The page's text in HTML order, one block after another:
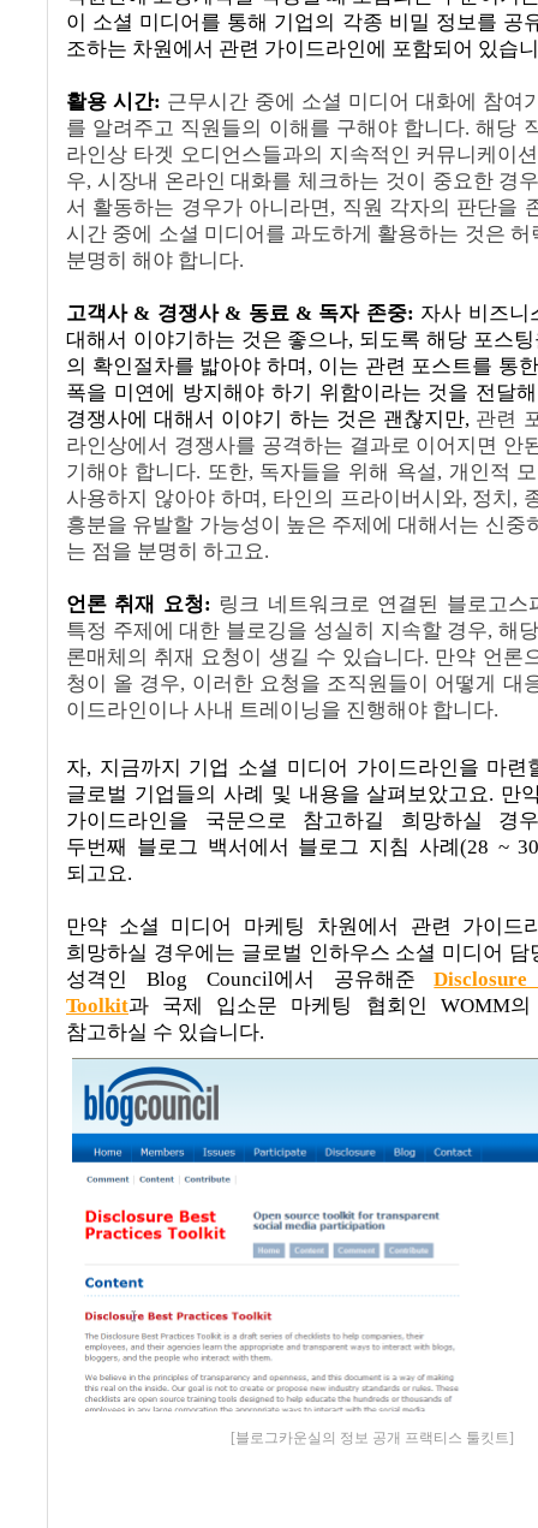
이 소셜 미디어를 통해 기업의 각종 비밀 정보를 공
조하는 차원에서 관련 가이드라인에 포함되어 있습
활용 시간: 근무시간 중에 소셜 미디어 대화에 참여
를 알려주고 직원들의 이해를 구해야 합니다.해당
라인상 타겟 오디언스들과의 지속적인 커뮤니케이
우, 시장내 온라인 대화를 체크하는 것이 중요한 경
서 활동하는 경우가 아니라면, 직원 각자의 판단을
시간 중에 소셜 미디어를 과도하게 활용하는 것은
분명히 해야 합니다.
고객사& 경쟁사& 동료 & 독자 존중: 자사 비즈니
대해서 이야기하는 것은 좋으나, 되도록 해당 포스
의 확인절차를 밟아야 하며 , 이는 관련 포스트를 통
폭을 미연에 방지해야 하기 위함이라는 것을 전달
경쟁사에 대해서 이야기 하는 것은 괜찮지만, 관련
라인상에서 경쟁사를 공격하는 결과로 이어지면 안
기해야 합니다. 또한, 독자들을 위해 욕설 , 개인적
사용하지 않아야 하며 , 타인의 프라이버시와, 정치 ,
흥분을 유발할 가능성이 높은 주제에 대해서는 신중
는 점을 분명히 하고요.
언론 취재 요청: 링크 네트워크로 연결된 블로고스
특정 주제에 대한 블로깅을 성실히 지속할 경우, 해
론매체의 취재 요청이 생길 수 있습니다. 만약 언론
청이 올 경우, 이러한 요청을 조직원들이 어떻게 대
이드라인이나 사내 트레이닝을 진행해야 합니다.
자, 지금까지 기업 소셜 미디어 가이드라인을 마련
글로벌 기업들의 사례 및 내용을 살펴보았고요. 만
가이드라인을 국문으로 참고하길 희망하실 경
두번째 블로그 백서에서 블로그 지침 사례(28 ~
되고요.
만약 소셜 미디어 마케팅 차원에서 관련 가이드
희망하실 경우에는 글로벌 인하우스 소셜 미디어 담
성격인
Blog Council에서 공유해준
Toolkit과 국제 입소문 마케팅 협회인 WOMM의
참고하실 수 있습니다.
[블로그카운실의 정보 공개 프랙티스 툴킷트]